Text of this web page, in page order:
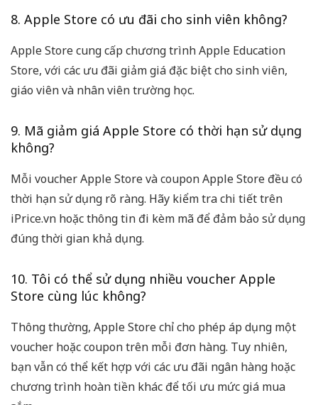
8. Apple Store có ưu đãi cho sinh viên không?
Apple Store cung cấp chương trình Apple Education
Store, với các ưu đãi giảm giá đặc biệt cho sinh viên,
giáo viên và nhân viên trường học.
9. Mã giảm giá Apple Store có thời hạn sử dụng
không?
Mỗi voucher Apple Store và coupon Apple Store đều có
thời hạn sử dụng rõ ràng. Hãy kiểm tra chi tiết trên
iPrice.vn hoặc thông tin đi kèm mã để đảm bảo sử dụng
đúng thời gian khả dụng.
10. Tôi có thể sử dụng nhiều voucher Apple
Store cùng lúc không?
Thông thường, Apple Store chỉ cho phép áp dụng một
voucher hoặc coupon trên mỗi đơn hàng. Tuy nhiên,
bạn vẫn có thể kết hợp với các ưu đãi ngân hàng hoặc
chương trình hoàn tiền khác để tối ưu mức giá mua